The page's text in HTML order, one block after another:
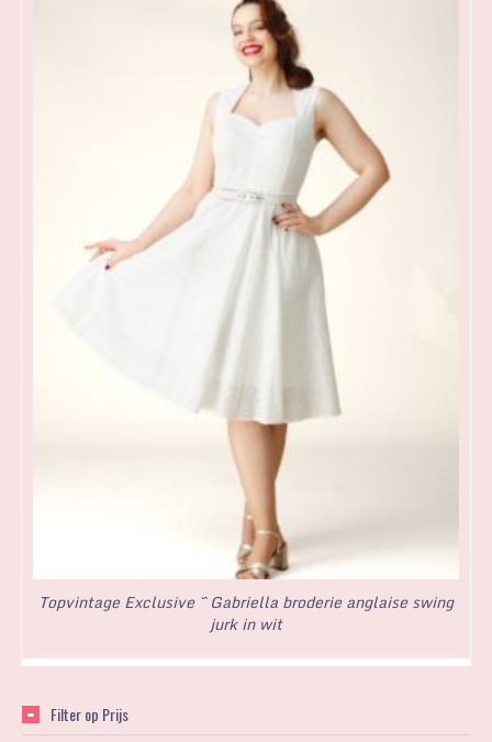
Topvintage Exclusive ~ Gabriella broderie anglaise swing
jurk in wit
Filter op Prijs